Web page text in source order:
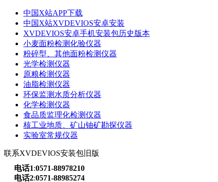
中国X站APP下载
中国X站XVDEVIOS安卓安装
XVDEVIOS安卓手机安装包历史版本
小麦面粉检测化验仪器
粉碎型、其他面粉检测仪器
光学检测仪器
原粮检测仪器
油脂检测仪器
环保监测水质分析仪器
化学检测仪器
食品质监理化检测仪器
核工业地质、矿山铀矿勘探仪器
实验室常规仪器
联系XVDEVIOS安装包旧版
电话1:0571-88978210
电话2:0571-88985274